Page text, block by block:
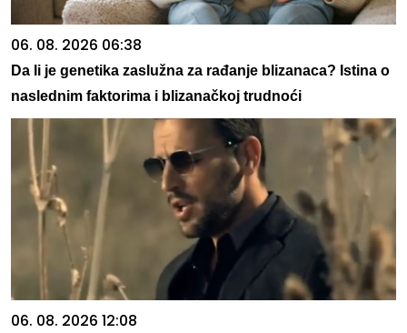
06. 08. 2026 06:38
Da li je genetika zaslužna za rađanje blizanaca? Istina o
naslednim faktorima i blizanačkoj trudnoći
06. 08. 2026 12:08